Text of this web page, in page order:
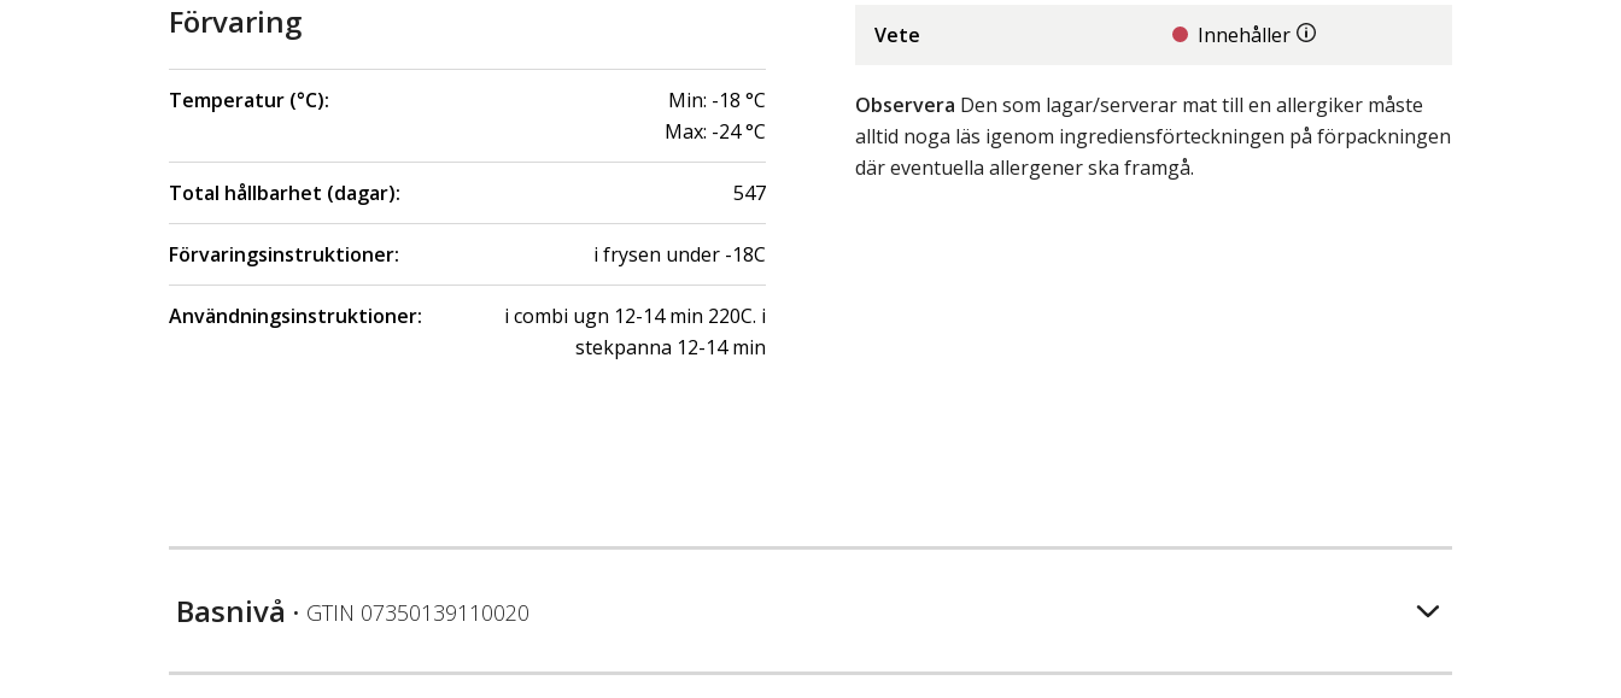
Förvaring
Temperatur (°C): Min: -18 °C
Max: -24°C
Total hållbarhet (dagar): 547
Förvaringsinstruktioner: i frysen under -18C
Användningsinstruktioner:
i combi ugn 12-14 min 220C. i
stekpanna 12-14 min
Vete Innehåller
Observera Den som lagar/serverar mat till en allergiker måste
alltid noga läs igenom ingrediensförteckningen på förpackningen
där eventuella allergener ska framgå.
Basnivå • GTIN 07350139110020